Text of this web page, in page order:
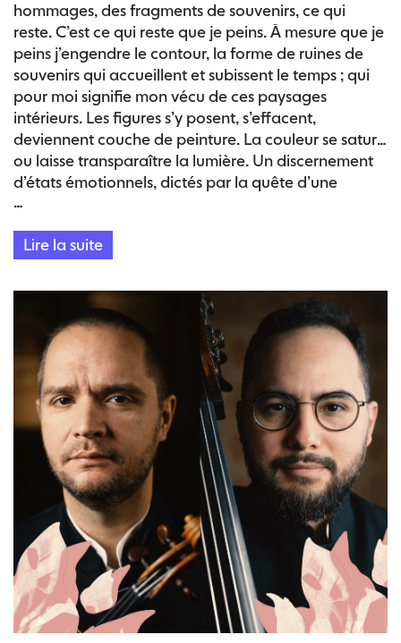
hommages, des fragments de souvenirs, ce qui
reste. C’est ce qui reste que je peins. À mesure que je
peins j’engendre le contour, la forme de ruines de
souvenirs qui accueillent et subissent le temps ; qui
pour moi signifie mon vécu de ces paysages
intérieurs. Les figures s’y posent, s’effacent,
deviennent couche de peinture. La couleur se sature
ou laisse transparaître la lumière. Un discernement
d’états émotionnels, dictés par la quête d’une
lumière familière.» – Christine Safa
…
Lire la suite